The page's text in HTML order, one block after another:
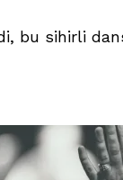
bu sihirli